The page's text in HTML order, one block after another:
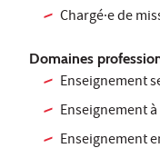
Chargé·e de
Domaines
Enseignement
Enseignement
Enseignement